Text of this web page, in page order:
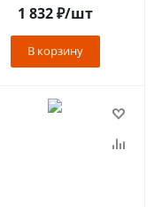
1 832₽/шт
В корзину